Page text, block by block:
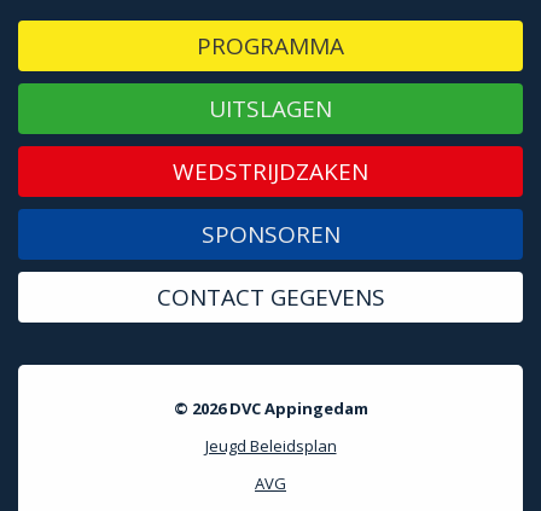
PROGRAMMA
UITSLAGEN
WEDSTRIJDZAKEN
SPONSOREN
CONTACT GEGEVENS
© 2026 DVC Appingedam
Jeugd Beleidsplan
AVG